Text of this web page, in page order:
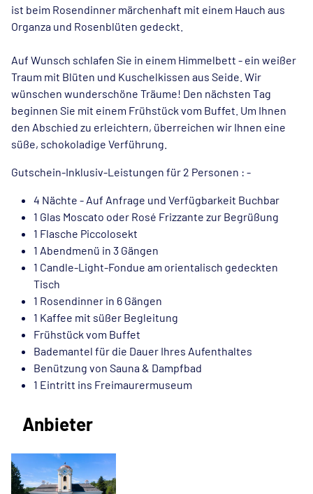
ist beim Rosendinner märchenhaft mit einem Hauch aus
Organza und Rosenblüten gedeckt.
Auf Wunsch schlafen Sie in einem Himmelbett - ein weißer
Traum mit Blüten und Kuschelkissen aus Seide. Wir
wünschen wunderschöne Träume! Den nächsten Tag
beginnen Sie mit einem Frühstück vom Buffet. Um Ihnen
den Abschied zu erleichtern, überreichen wir Ihnen eine
süße, schokoladige Verführung.
Gutschein-Inklusiv-Leistungen für 2 Personen : -
4 Nächte - Auf Anfrage und Verfügbarkeit Buchbar
1 Glas Moscato oder Rosé Frizzante zur Begrüßung
1 Flasche Piccolosekt
1 Abendmenü in 3 Gängen
1 Candle-Light-Fondue am orientalisch gedeckten
Tisch
1 Rosendinner in 6 Gängen
1 Kaffee mit süßer Begleitung
Frühstück vom Buffet
Bademantel für die Dauer Ihres Aufenthaltes
Benützung von Sauna & Dampfbad
1 Eintritt ins Freimaurermuseum
Anbieter